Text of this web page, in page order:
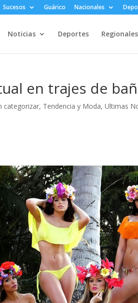
Sucesos Guárico Nacionales
Noticias Deportes Regionales
en trajes de
categorizar, Tendencia y Moda,Ultimas